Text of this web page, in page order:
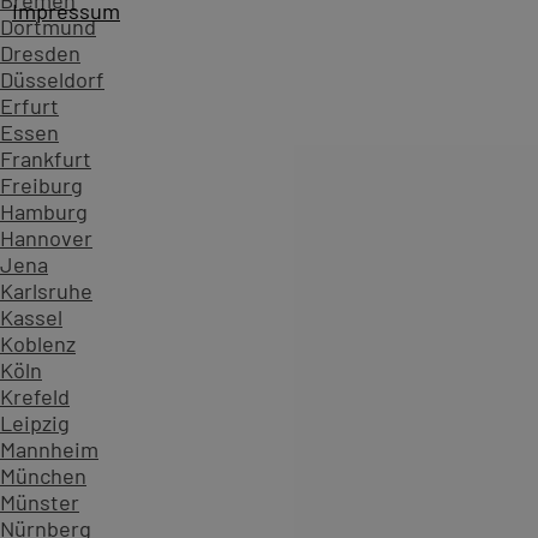
Dortmund
Dresden
Düsseldorf
Erfurt
Essen
Frankfurt
Freiburg
Hamburg
Hannover
Jena
Karlsruhe
Kassel
Koblenz
Köln
Krefeld
Leipzig
Mannheim
München
Münster
Nürnberg
PC-COLLEGE - Seit über 40 Jahren vertrauen
Themenliste
Aperture
Apple
Apple Anwendungen
Online-Trainings
Zertifizierung-Apple
Ihre Auswahl: Aperture
Impressum